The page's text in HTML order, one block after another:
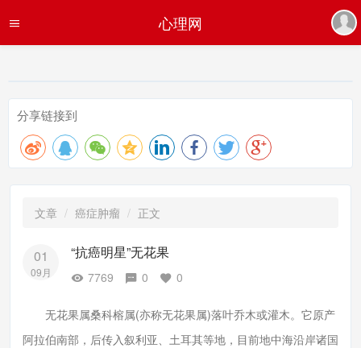
心理网
分享链接到
文章 癌症肿瘤 正文
01
09月
“抗癌明星”无花果
7769 0 0
无花果属桑科榕属(亦称无花果属)落叶乔木或灌木。它原产
阿拉伯南部，后传入叙利亚、土耳其等地，目前地中海沿岸诸国